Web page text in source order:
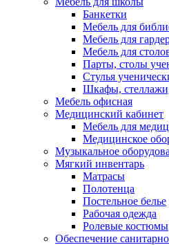
Банкетки
Мебель для
Мебель для
Мебель для
Парты, столы
Стулья
Шкафы,
Мебель офисная
Медицинский кабинет
Мебель для
Медицинское
Музыкальное
Мягкий инвентарь
Матрасы
Полотенца
Постельное белье
Рабочая одежда
Ролевые костюмы
Обеспечение